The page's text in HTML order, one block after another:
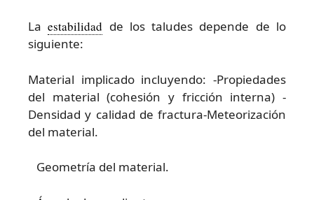
Laestabilidad de los taludes depende de lo
siguiente:
Material implicado incluyendo: -Propiedades
del material (cohesión y fricción interna) -
Densidad y calidad de fractura-Meteorización
del material.
Geometría del material.